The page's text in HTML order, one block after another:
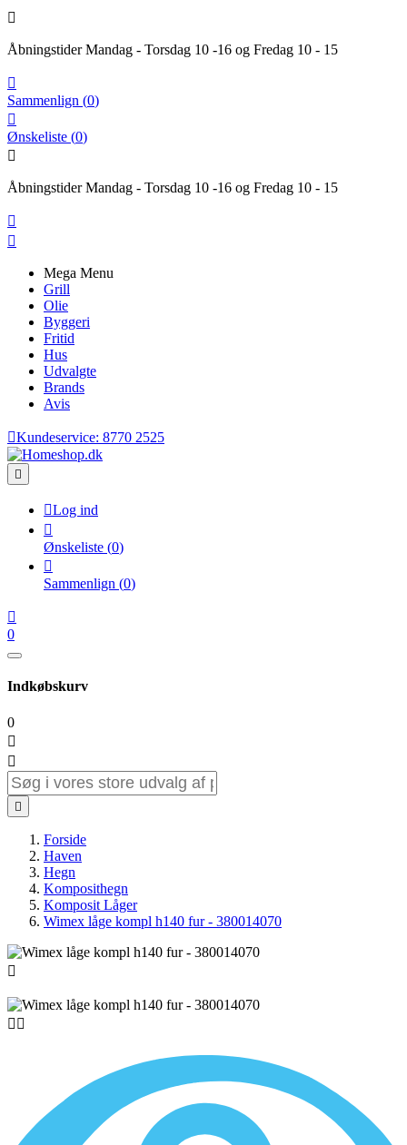

Åbningstider Mandag - Torsdag 10 -16 og Fredag 10 - 15

Sammenlign (0)

Ønskeliste (0)

Åbningstider Mandag - Torsdag 10 -16 og Fredag 10 - 15


Mega Menu
Grill
Olie
Byggeri
Fritid
Hus
Udvalgte
Brands
Avis
Kundeservice: 8770 2525

Log ind

Ønskeliste (0)

Sammenlign (0)

0
Indkøbskurv
0



Forside
Haven
Hegn
Komposithegn
Komposit Låger
Wimex låge kompl h140 fur - 380014070

 